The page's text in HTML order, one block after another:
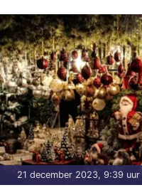
21 december 2023, 9:39 uur